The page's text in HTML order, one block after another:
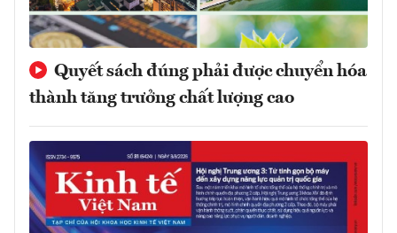
Quyết sách đúng phải được chuyển hóa
thành tăng trưởng chất lượng cao